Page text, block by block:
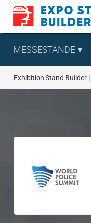
Zum
springen
MESSESTÄNDE
Exhibition Stand Builder